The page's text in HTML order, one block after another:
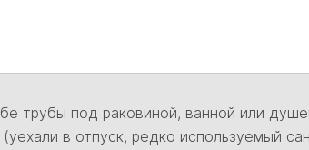
трубы под раковиной, ванной или
в отпуск, редко используемый